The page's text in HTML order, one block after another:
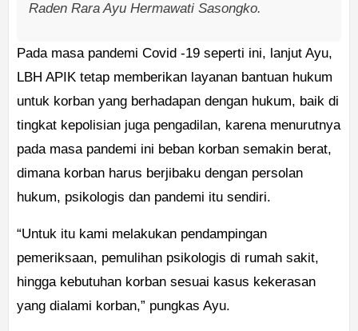
Raden Rara Ayu Hermawati Sasongko.
Pada masa pandemi Covid -19 seperti ini, lanjut Ayu,
LBH APIK tetap memberikan layanan bantuan hukum
untuk korban yang berhadapan dengan hukum, baik di
tingkat kepolisian juga pengadilan, karena menurutnya
pada masa pandemi ini beban korban semakin berat,
dimana korban harus berjibaku dengan persolan
hukum, psikologis dan pandemi itu sendiri.
“Untuk itu kami melakukan pendampingan
pemeriksaan, pemulihan psikologis di rumah sakit,
hingga kebutuhan korban sesuai kasus kekerasan
yang dialami korban,” pungkas Ayu.